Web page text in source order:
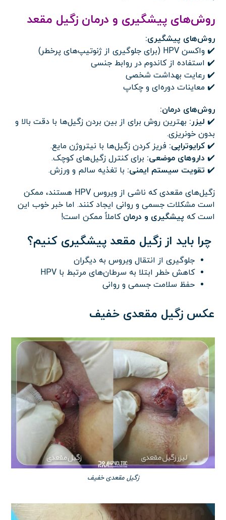
روش‌های پیشگیری و درمان زگیل مقعد
روش‌های پیشگیری:
✔️ واکسن HPV (برای جلوگیری از ژنوتیپ‌های پرخطر)
✔️ استفاده از کاندوم در روابط جنسی
✔️ رعایت بهداشت شخصی
✔️ معاینات دوره‌ای و چکاپ
روش‌های درمان:
✔️ لیزر: بهترین روش برای از بین بردن زگیل‌ها با دقت بالا و
بدون خونریزی.
✔️کرایوتراپی: فریز کردن زگیل‌ها با نیتروژن مایع.
✔️ داروهای موضعی: برای کنترل زگیل‌های کوچک.
✔️ تقویت سیستم ایمنی: با تغذیه سالم و ورزش.
زگیل‌های مقعدی که ناشی از ویروس HPV هستند، ممکن
است مشکلات جسمی و روانی ایجاد کنند. اما خبر خوب این
است که پیشگیری و درمان کاملاً ممکن است!
چرا باید از زگیل مقعد پیشگیری کنیم؟
جلوگیری از انتقال ویروس به دیگران
کاهش خطر ابتلا به سرطان‌های مرتبط با HPV
حفظ سلامت جسمی و روانی
عکس زگیل مقعدی خفیف
زگیل مقعدی خفیف